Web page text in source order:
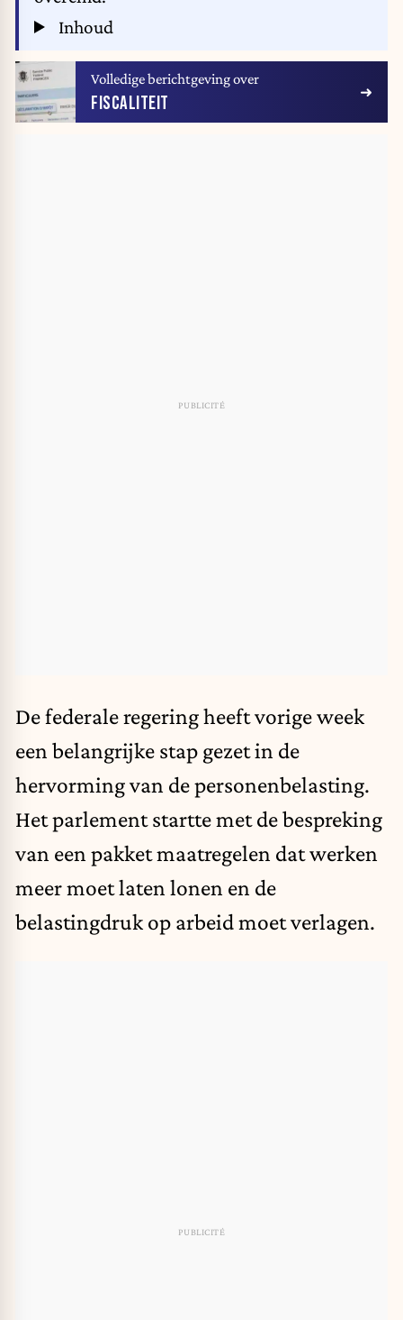
Inhoud
Volledige berichtgeving over
FISCALITEIT
De federale regering heeft vorige week
een belangrijke stap gezet in de
hervorming van de personenbelasting.
Het parlement startte met de bespreking
van een pakket maatregelen dat werken
meer moet laten lonen en de
belastingdruk op arbeid moet verlagen.